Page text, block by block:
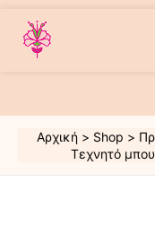
περιεχόμενο
Αρχική Shop
Τεχνητό